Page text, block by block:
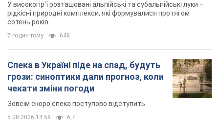
У високогір'ї розташовані альпійські та субальпійські луки –
рідкісні природні комплекси, які формувалися протягом
сотень років
7 годин тому 648
Спека в Україні піде на спад, будуть
грози: синоптики дали прогноз, коли
чекати зміни погоди
Зовсім скоро спека поступово відступить
5.08.2026 14:59 6,7 т.